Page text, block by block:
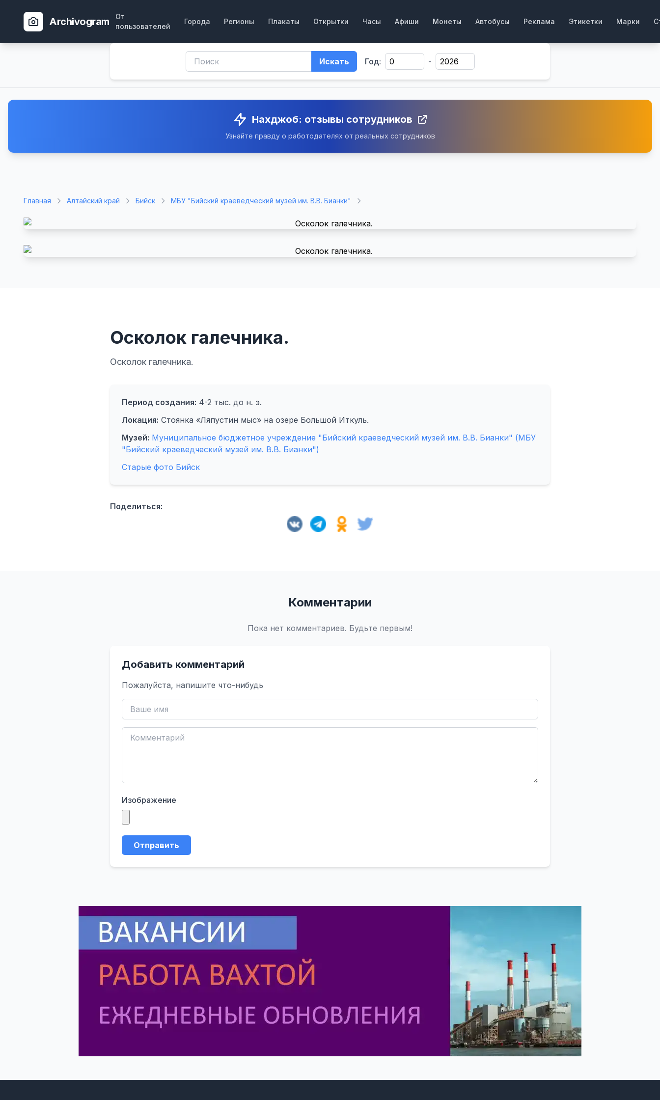
Archivogram
От
пользователей
Города Регионы Плакаты Открытки Часы Афиши Монеты Автобусы Реклама Этикетки Марки
Искать Год: -
Нахджоб: отзывы сотрудников
Узнайте правду о работодателях от реальных сотрудников
Главная Алтайский край Бийск МБУ "Бийский краеведческий музей им. В.В. Бианки"
Осколок галечника.
Осколок галечника.
Период создания: 4-2 тыс. до н. э.
Локация: Стоянка «Ляпустин мыс» на озере Большой Иткуль.
Музей: Муниципальное бюджетное учреждение "Бийский краеведческий музей им. В.В. Бианки" (МБУ
"Бийский краеведческий музей им. В.В. Бианки")
Старые фото Бийск
Поделиться:
Комментарии
Пока нет комментариев. Будьте первым!
Добавить комментарий
Пожалуйста, напишите что-нибудь
Изображение
Отправить